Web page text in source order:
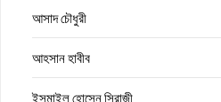
আসাদ চৌধুরী
আহসান হাবীব
ইসমাইল হোসেন সিরাজী